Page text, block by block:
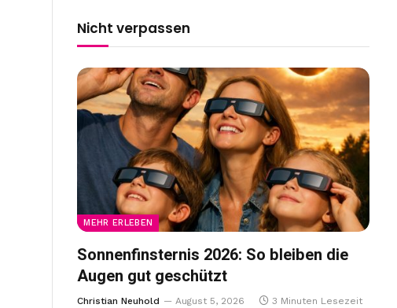
Nicht verpassen
MEHR ERLEBEN
Sonnenfinsternis 2026: So bleiben die
Augen gut geschützt
Christian Neuhold August 5, 2026 3 Minuten Lesezeit